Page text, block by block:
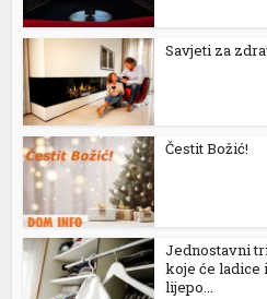
Savjeti za
Čestit Božić!
Jednostavni
koje će ladice
lijepo...